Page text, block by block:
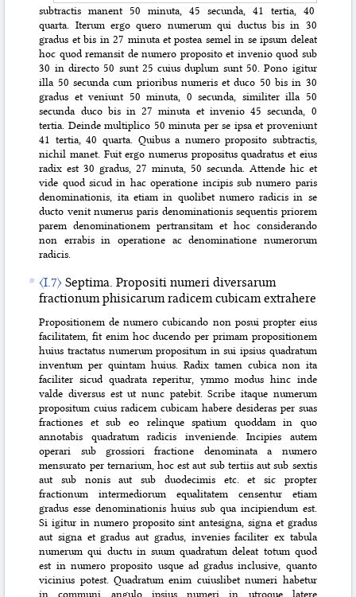
subtractis manent 50 minuta, 45 secunda, 41 tertia, 40
quarta. Iterum ergo quero numerum qui ductus bis in 30
gradus et bis in 27 minuta et postea semel in se ipsum deleat
hoc quod remansit de numero proposito et invenio quod sub
30 in directo 50 sunt 25 cuius duplum sunt 50. Pono igitur
illa 50 secunda cum prioribus numeris et duco 50 bis in 30
gradus et veniunt 50 minuta, 0 secunda, similiter illa 50
secunda duco bis in 27 minuta et invenio 45 secunda, 0
tertia. Deinde multiplico 50 minuta per se ipsa et proveniunt
41 tertia, 40 quarta. Quibus a numero proposito subtractis,
nichil manet. Fuit ergo numerus propositus quadratus et eius
radix est 30 gradus, 27 minuta, 50 secunda. Attende hic et
vide quod sicud in hac operatione incipis subnumero paris
denominationis, ita etiam in quolibet numero radicis in se
ducto venit numerus paris denominationis sequentis priorem
parem denominationem pertransitam et hoc considerando
non errabis in operatione ac denominatione numerorum
radicis.
〈I.7〉 Septima. Propositi numeri diversarum
fractionum phisicarum radicem cubicam extrahere
Propositionem de numero cubicando non posui propter eius
facilitatem, fit enim hoc ducendo per primam propositionem
huius tractatus numerum propositum in sui ipsius quadratum
inventum per quintam huius. Radix tamen cubica non ita
faciliter sicud quadrata reperitur, ymmo modus hinc inde
valde diversus est ut nunc patebit. Scribe itaque numerum
propositum cuius radicem cubicam habere desideras per suas
fractiones et sub eo relinque spatium quoddam in quo
annotabis quadratum radicis inveniende. Incipies autem
operari sub grossiori fractione denominata a numero
mensurato per ternarium, hoc est aut sub tertiis aut sub sextis
aut sub nonis aut sub duodecimis etc. et sic propter
fractionum intermediorum equalitatem censentur etiam
gradus esse denominationis huius sub qua incipiendum est.
Si igitur in numero proposito sint antesigna, signa et gradus
aut signa et gradus aut gradus, invenies faciliter ex tabula
numerum qui ductu in suum quadratum deleat totum quod
est in numero proposito usque ad gradus inclusive, quanto
vicinius potest. Quadratum enim cuiuslibet numeri habetur
in communi angulo ipsius numeri in utroque latere